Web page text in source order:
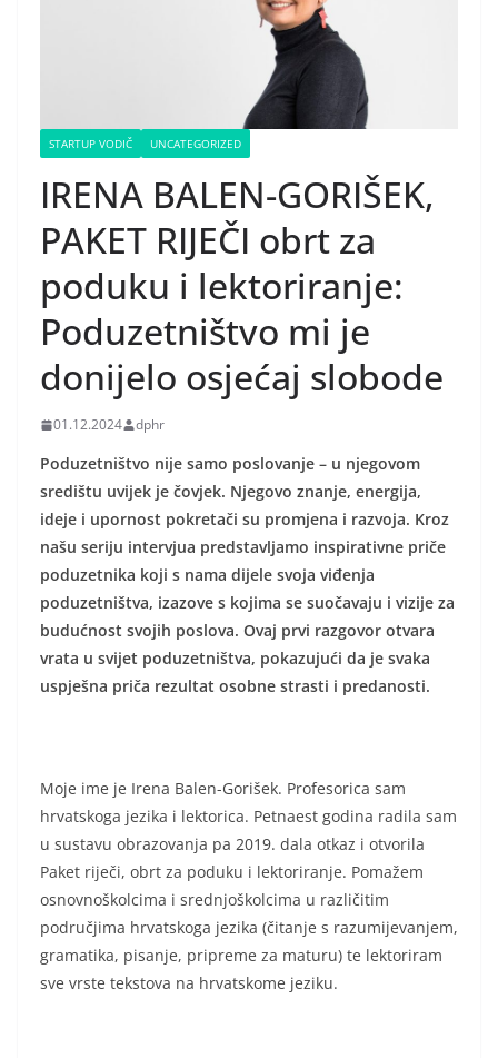
STARTUP VODIČ UNCATEGORIZED
IRENA BALEN-GORIŠEK,
PAKET RIJEČI obrt za
poduku i lektoriranje:
Poduzetništvo mi je
donijelo osjećaj slobode
01.12.2024 dphr
Poduzetništvo nije samo poslovanje – u njegovom
središtu uvijek je čovjek. Njegovo znanje, energija,
ideje i upornost pokretači su promjena i razvoja. Kroz
našu seriju intervjua predstavljamo inspirativne priče
poduzetnika koji s nama dijele svoja viđenja
poduzetništva, izazove s kojima se suočavaju i vizije za
budućnost svojih poslova. Ovaj prvi razgovor otvara
vrata u svijet poduzetništva, pokazujući da je svaka
uspješna priča rezultat osobne strasti i predanosti.
Moje ime je Irena Balen-Gorišek. Profesorica sam
hrvatskoga jezika i lektorica. Petnaest godina radila sam
u sustavu obrazovanja pa 2019. dala otkaz i otvorila
Paket riječi, obrt za poduku i lektoriranje. Pomažem
osnovnoškolcima i srednjoškolcima u različitim
područjima hrvatskoga jezika (čitanje s razumijevanjem,
gramatika, pisanje, pripreme za maturu) te lektoriram
sve vrste tekstova na hrvatskome jeziku.